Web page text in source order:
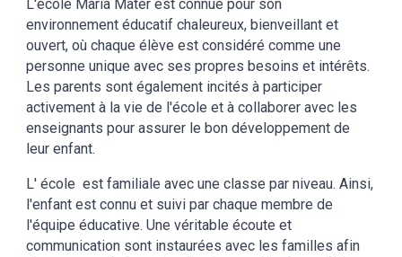
L'école Maria Mater est connue pour son
environnement éducatif chaleureux, bienveillant et
ouvert, où chaque élève est considéré comme une
personne unique avec ses propres besoins et intérêts.
Les parents sont également incités à participer
activement à la vie de l'école et à collaborer avec les
enseignants pour assurer lebon développementde
leur enfant.
L' école est familiale avec une classe par niveau. Ainsi,
l'enfant est connu et suivi par chaque membre de
l'équipe éducative. Une véritable écoute et
communication sont instaurées avec les familles afin